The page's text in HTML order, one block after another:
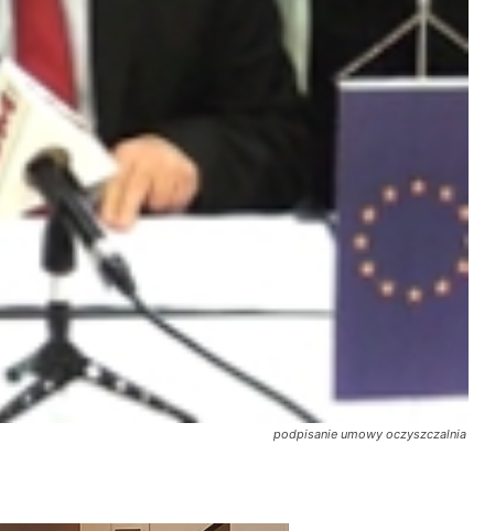
podpisanie umowy oczyszczalnia